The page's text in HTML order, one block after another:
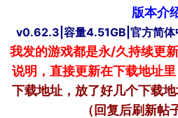
版本介
v0.62.3|容量4.51GB|官方简体
我发的游戏都是永/久持续更
说明，直接更新在下载地址
下载地址，放了好几个下载
（回复后刷新帖